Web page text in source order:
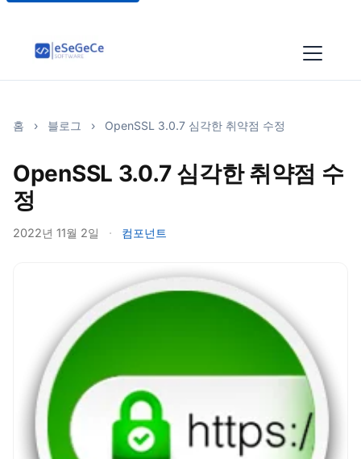
홈 › 블로그 › OpenSSL 3.0.7 심각한 취약점 수정
OpenSSL 3.0.7 심각한 취약점 수
정
2022년 11월 2일 · 컴포넌트